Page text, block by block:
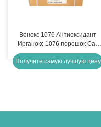
Венокс 1076 Антиоксидант
Ирганокс 1076 порошок Cas
2082-79-3 Читек
Получите самую лучшую цену